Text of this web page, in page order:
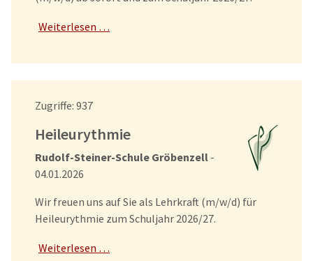
Weiterlesen …
Details
Zugriffe: 937
Heileurythmie
Rudolf-Steiner-Schule Gröbenzell -
04.01.2026
Wir freuen uns auf Sie als Lehrkraft (m/w/d) für
Heileurythmie zum Schuljahr 2026/27.
Weiterlesen …